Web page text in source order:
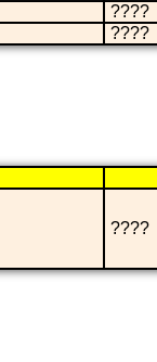
????
????
????